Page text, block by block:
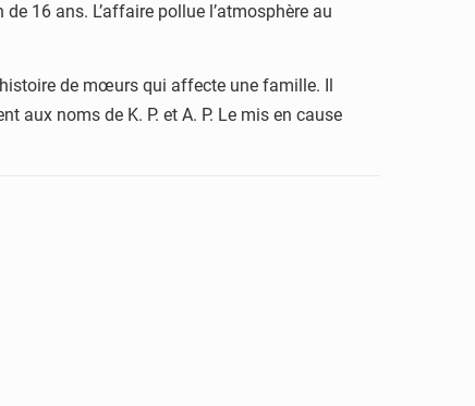
16 ans. L’affaire pollue l’atmosphère au
de mœurs qui affecte une famille. Il
aux noms de K. P. et A. P. Le mis en cause